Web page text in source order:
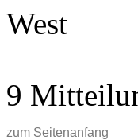
West
9
zum Seitenanfang